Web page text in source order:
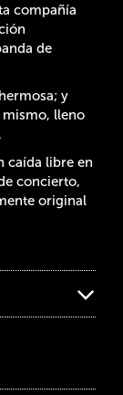
compañía
de
y
lleno
caída libre en
concierto,
original